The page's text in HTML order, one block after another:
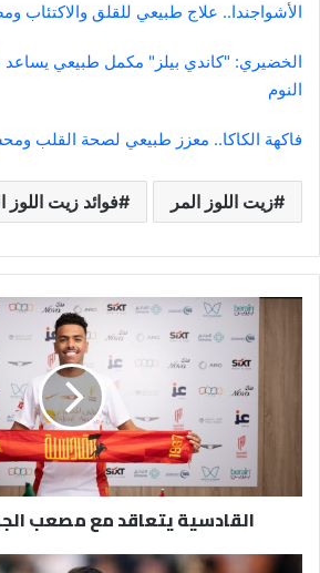
الأشواجندا.. علاج طبيعي للقلق والاكتئاب
الخضيري: "كاندي بيلز" مكمل طبيعي
النوم
فاكهة الكاكا.. معزز طبيعي لصحة القلب
زيت اللوز المر فوائد زيت اللوز
القادسية
القادسية يتعاقد مع مصعب
الهلال